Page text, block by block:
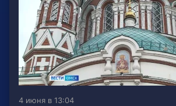
4 июня в 13:04